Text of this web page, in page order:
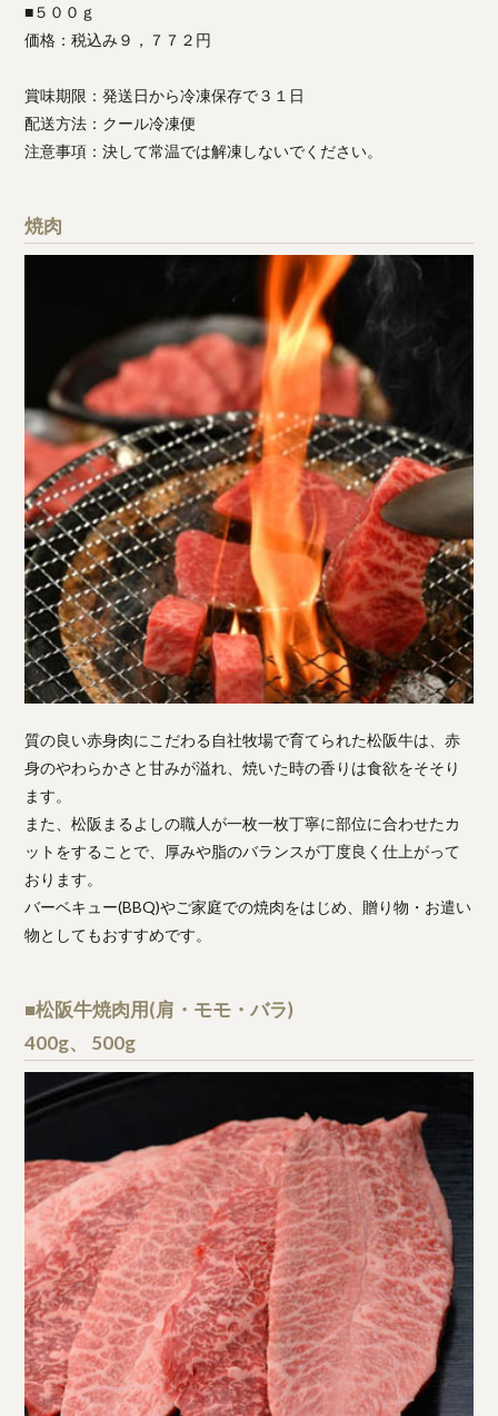
■５００ｇ
価格：税込み９，７７２円
賞味期限：発送日から冷凍保存で３１日
配送方法：クール冷凍便
注意事項：決して常温では解凍しないでください。
焼肉
質の良い赤身肉にこだわる自社牧場で育てられた松阪牛は、赤
身のやわらかさと甘みが溢れ、焼いた時の香りは食欲をそそり
ます。
また、松阪まるよしの職人が一枚一枚丁寧に部位に合わせたカ
ットをすることで、厚みや脂のバランスが丁度良く仕上がって
おります。
バーベキュー(BBQ)やご家庭での焼肉をはじめ、贈り物・お遣い
物としてもおすすめです。
■松阪牛焼肉用(肩・モモ・バラ)
400g、 500g